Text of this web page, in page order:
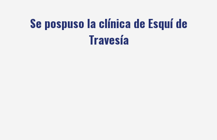
Se pospuso la clínica de Esquí de
Travesía